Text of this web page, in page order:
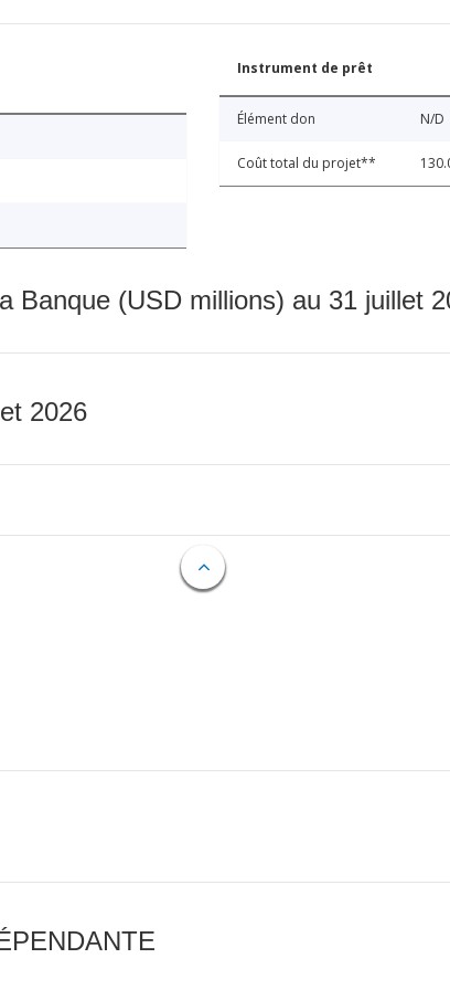
Instrument de prêt
Élément don N/D
Coût total du projet**
Banque (USD millions) au 31 juillet
2026